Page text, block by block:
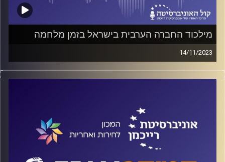
מילכוד החברה הערבית בישראל בזמן מלחמה
14/11/2023
פודקאסט המכון לחירות ואחריות באוניברסיטת רייכמן.
מצד שני הם חוששים שמא הערבים רואים בהם משתפי
פעולה. איך, אם בכלל, יוצאים מהמלכוד?
ד"ר חיים וייצמן משוחח עם מוחמד דראושה על מצבה של